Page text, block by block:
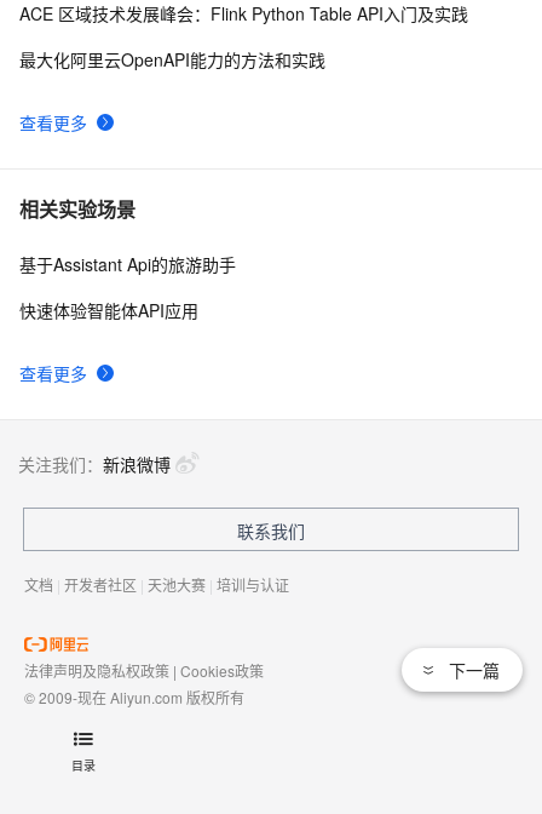
目录
例
com.intellij.openapi.progress.ProcessCanceledException
查看更多
ACE 区域技术发展峰会：Flink Python Table API入门及实践
最大化阿里云OpenAPI能力的方法和实践
相关实验场景
查看更多
基于Assistant Api的旅游助手
快速体验智能体API应用
下一篇
关注我们： 新浪微博
联系我们
文档 | 开发者社区 | 天池大赛 | 培训与认证
法律声明及隐私权政策 | Cookies政策
© 2009-现在 Aliyun.com 版权所有
域名注册服务机构许可：